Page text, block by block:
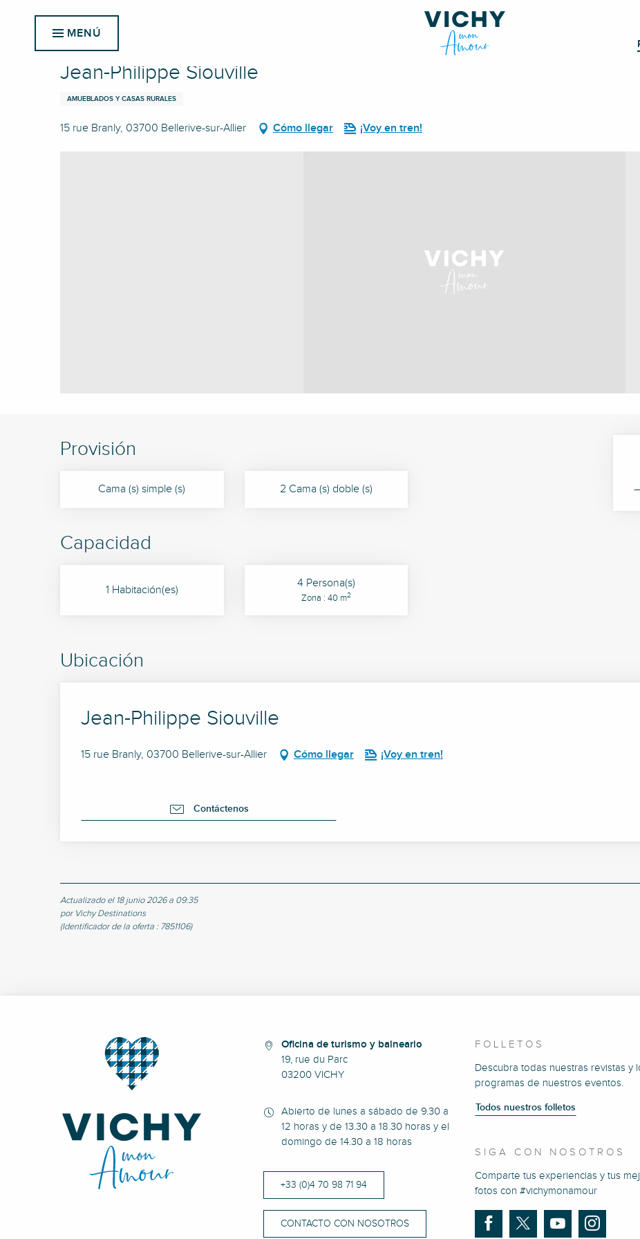
MENÚ
Inicio Jean-Philippe Siouville
Jean-Philippe Siouville
AMUEBLADOS Y CASAS RURALES
15 rue Branly, 03700 Bellerive-sur-Allier Cómo llegar ¡Voy en tren!
Provisión
Cama (s) simple (s) 2 Cama (s) doble (s)
Capacidad
1 Habitación(es) 4 Persona(s)
Zona : 40 m2
Ubicación
Jean-Philippe Siouville
15 rue Branly, 03700 Bellerive-sur-Allier Cómo llegar ¡Voy en tren!
Contáctenos
Actualizado el 18 junio 2026 a 09:35
por Vichy Destinations
(Identificador de la oferta : 7851106)
Oficina de turismo y balneario
19, rue du Parc
03200 VICHY
Abierto de lunes a sábado de 9.30 a
12 horas y de 13.30 a 18.30 horas y el
domingo de 14.30 a 18 horas
+33 (0)4 70 98 71 94
CONTACTO CON NOSOTROS
FOLLETOS
Descubra todas nuestras revistas y
programas de nuestros eventos.
Todos nuestros folletos
SIGA CON NOSOTROS
Comparte tus experiencias y tus
fotos con #vichymonamour